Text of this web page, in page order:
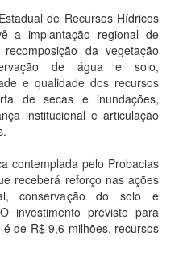
de Recursos Hídricos
a implantação regional de
da vegetação
de água e solo,
e qualidade dos recursos
de secas e inundações,
institucional e articulação
contemplada pelo Probacias
receberá reforço nas ações
conservação do solo e
investimento previsto para
de R$ 9,6 milhões, recursos